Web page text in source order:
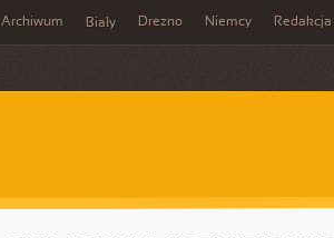
Archiwum Biały Drezno Niemcy Redakcja